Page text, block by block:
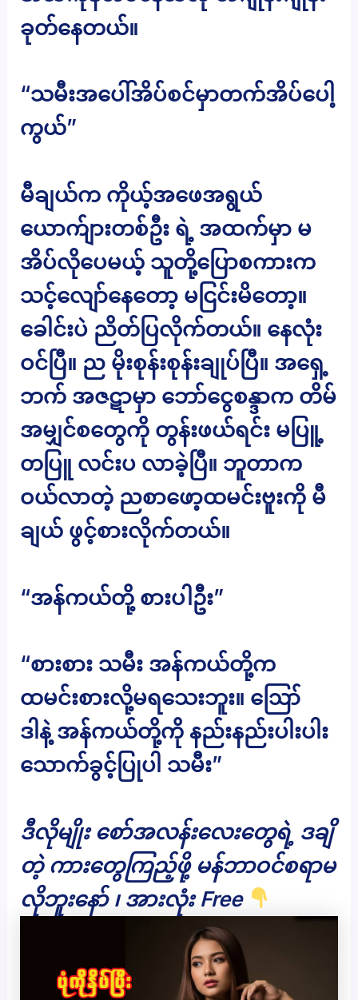
ခုတ်နေတယ်။
“သမီးအပေါ်အိပ်စင်မှာတက်အိပ်ပေါ့
ကွယ်”
မီချယ်က ကိုယ့်အဖေအရွယ်
ယောက်ျားတစ်ဦး ရဲ့ အထက်မှာ မ
အိပ်လိုပေမယ့် သူတို့ပြောစကားက
သင့်လျော်နေတော့ မငြင်းမိတော့။
ခေါင်းပဲ ညိတ်ပြလိုက်တယ်။ နေလုံး
ဝင်ပြီ။ ည မိုးစုန်းစုန်းချုပ်ပြီ။ အရှေ့
ဘက် အဇဋာမှာ ဘော်ငွေစန္ဒာက တိမ်
အမျှင်စတွေကို တွန်းဖယ်ရင်း မပြူ့
တပြူ လင်းပ လာခဲ့ပြီ။ ဘူတာက
ဝယ်လာတဲ့ ညစာဖော့ထမင်းဗူးကို မီ
ချယ် ဖွင့်စားလိုက်တယ်။
“အန်ကယ်တို့ စားပါဦး”
“စားစား သမီး အန်ကယ်တို့က
ထမင်းစားလို့မရသေးဘူး။ ဪ
ဒါနဲ့ အန်ကယ်တို့ကို နည်းနည်းပါးပါး
သောက်ခွင့်ပြုပါ သမီး”
ဒီလိုမျိုး စော်အလန်းလေးတွေရဲ့ ဒချိ
တဲ့ ကားတွေကြည့်ဖို့ မန်ဘာဝင်စရာမ
လိုဘူးနော် ၊ အားလုံး Free